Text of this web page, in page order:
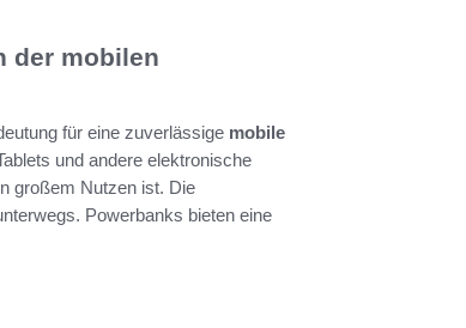
der mobilen
für eine zuverlässige mobile
und andere elektronische
großem Nutzen ist. Die
Powerbanks bieten eine